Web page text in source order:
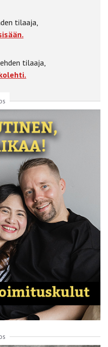
tilaaja,
tilaaja,